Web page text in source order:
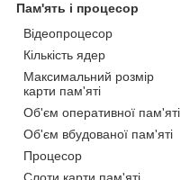
Пам'ять і процесор
Відеопроцесор
Кількість ядер
Максимальний розмір
карти пам'яті
Об'єм оперативної пам'яті
Об'єм вбудованої пам'яті
Процесор